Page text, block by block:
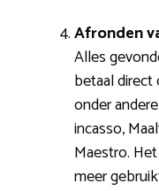
Afronden
Alles
betaal
onder
incasso,
Maestro.
meer